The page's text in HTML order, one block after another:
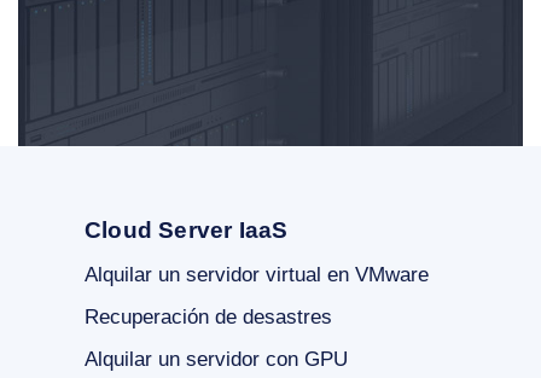
Cloud Server IaaS
Alquilar un servidor virtual en VMware
Recuperación de desastres
Alquilar un servidor con GPU